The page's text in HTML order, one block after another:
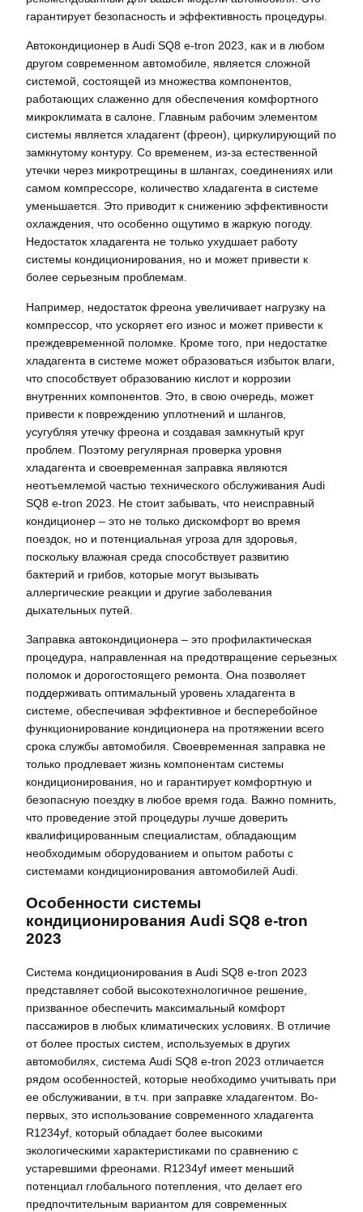
гарантирует безопасность и эффективность процедуры.
Автокондиционер в Audi SQ8 e-tron 2023, как и в любом
другом современном автомобиле, является сложной
системой, состоящей из множества компонентов,
работающих слаженно для обеспечения комфортного
микроклимата в салоне. Главным рабочим элементом
системы является хладагент (фреон), циркулирующий по
замкнутому контуру. Со временем, из-за естественной
утечки через микротрещины в шлангах, соединениях или
самом компрессоре, количество хладагента в системе
уменьшается. Это приводит к снижению эффективности
охлаждения, что особенно ощутимо в жаркую погоду.
Недостаток хладагента не только ухудшает работу
системы кондиционирования, но и может привести к
более серьезным проблемам.
Например, недостаток фреона увеличивает нагрузку на
компрессор, что ускоряет его износ и может привести к
преждевременной поломке. Кроме того, при недостатке
хладагента в системе может образоваться избыток влаги,
что способствует образованию кислот и коррозии
внутренних компонентов. Это, в свою очередь, может
привести к повреждению уплотнений и шлангов,
усугубляя утечку фреона и создавая замкнутый круг
проблем. Поэтому регулярная проверка уровня
хладагента и своевременная заправка являются
неотъемлемой частью технического обслуживания Audi
SQ8 e-tron 2023. Не стоит забывать, что неисправный
кондиционер – это не только дискомфорт во время
поездок, но и потенциальная угроза для здоровья,
поскольку влажная среда способствует развитию
бактерий и грибов, которые могут вызывать
аллергические реакции и другие заболевания
дыхательных путей.
Заправка автокондиционера – это профилактическая
процедура, направленная на предотвращение серьезных
поломок и дорогостоящего ремонта. Она позволяет
поддерживать оптимальный уровень хладагента в
системе, обеспечивая эффективное и бесперебойное
функционирование кондиционера на протяжении всего
срока службы автомобиля. Своевременная заправка не
только продлевает жизнь компонентам системы
кондиционирования, но и гарантирует комфортную и
безопасную поездку в любое время года. Важно помнить,
что проведение этой процедуры лучше доверить
квалифицированным специалистам, обладающим
необходимым оборудованием и опытом работы с
системами кондиционирования автомобилей Audi.
Особенности системы
кондиционирования Audi SQ8 e-tron
2023
Система кондиционирования в Audi SQ8 e-tron 2023
представляет собой высокотехнологичное решение,
призванное обеспечить максимальный комфорт
пассажиров в любых климатических условиях. В отличие
от более простых систем, используемых в других
автомобилях, система Audi SQ8 e-tron 2023 отличается
рядом особенностей, которые необходимо учитывать при
ее обслуживании, в т.ч. при заправке хладагентом. Во-
первых, это использование современного хладагента
R1234yf, который обладает более высокими
экологическими характеристиками по сравнению с
устаревшими фреонами. R1234yf имеет меньший
потенциал глобального потепления, что делает его
предпочтительным вариантом для современных